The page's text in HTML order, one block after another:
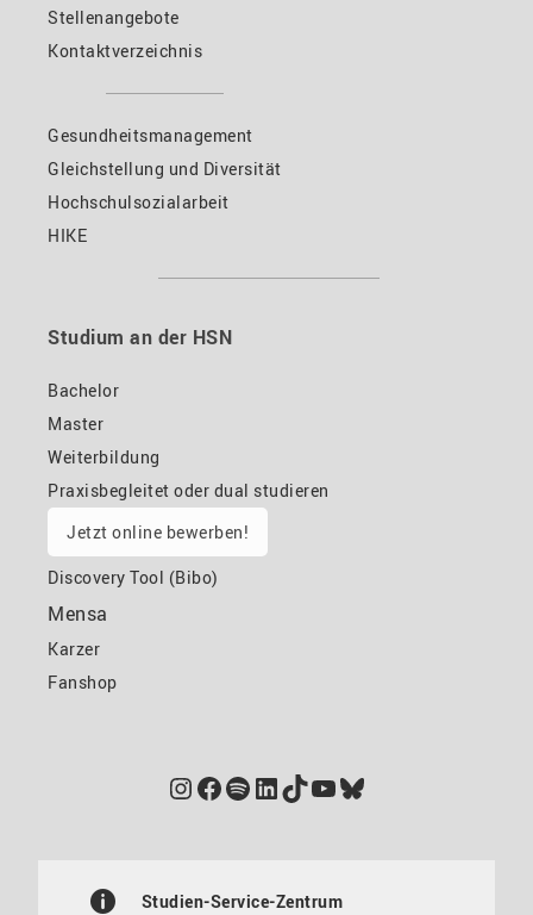
Stellenangebote
Kontaktverzeichnis
Gesundheitsmanagement
Gleichstellung und Diversität
Hochschulsozialarbeit
HIKE
Studium an der HSN
Bachelor
Master
Weiterbildung
Praxisbegleitet oder dual studieren
Jetzt online bewerben!
Discovery Tool (Bibo)
Mensa
Karzer
Fanshop
Instagram
Facebook
Spotify
LinkedIn
TikTok
YouTube
Bluesky
Studien-Service-Zentrum